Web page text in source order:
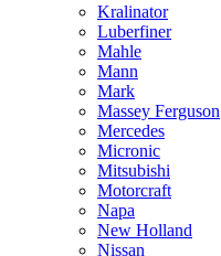
Kralinator
Luberfiner
Mahle
Mann
Mark
Massey Ferguson
Mercedes
Micronic
Mitsubishi
Motorcraft
Napa
New Holland
Nissan